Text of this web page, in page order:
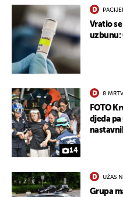
Vratio
uzbunu:
14
8
FOTO
djeda
UŽAS
Grupa